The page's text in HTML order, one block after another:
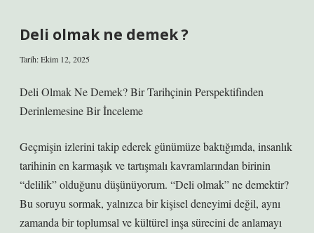
Deli olmak ne demek ?
Tarih: Ekim 12, 2025
Deli Olmak Ne Demek? Bir Tarihçinin Perspektifinden
Derinlemesine Bir İnceleme
Geçmişin izlerini takip ederek günümüze baktığımda, insanlık
tarihinin en karmaşık ve tartışmalı kavramlarından birinin
“delilik” olduğunu düşünüyorum. “Deli olmak” ne demektir?
Bu soruyu sormak, yalnızca bir kişisel deneyimi değil, aynı
zamanda bir toplumsal ve kültürel inşa sürecini de anlamayı